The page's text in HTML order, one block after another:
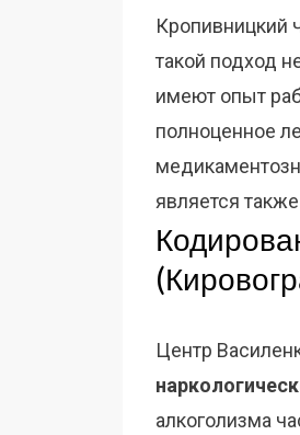
Кропивницкий
такой подход
имеют опыт
полноценное
является
Центр
алкоголизма